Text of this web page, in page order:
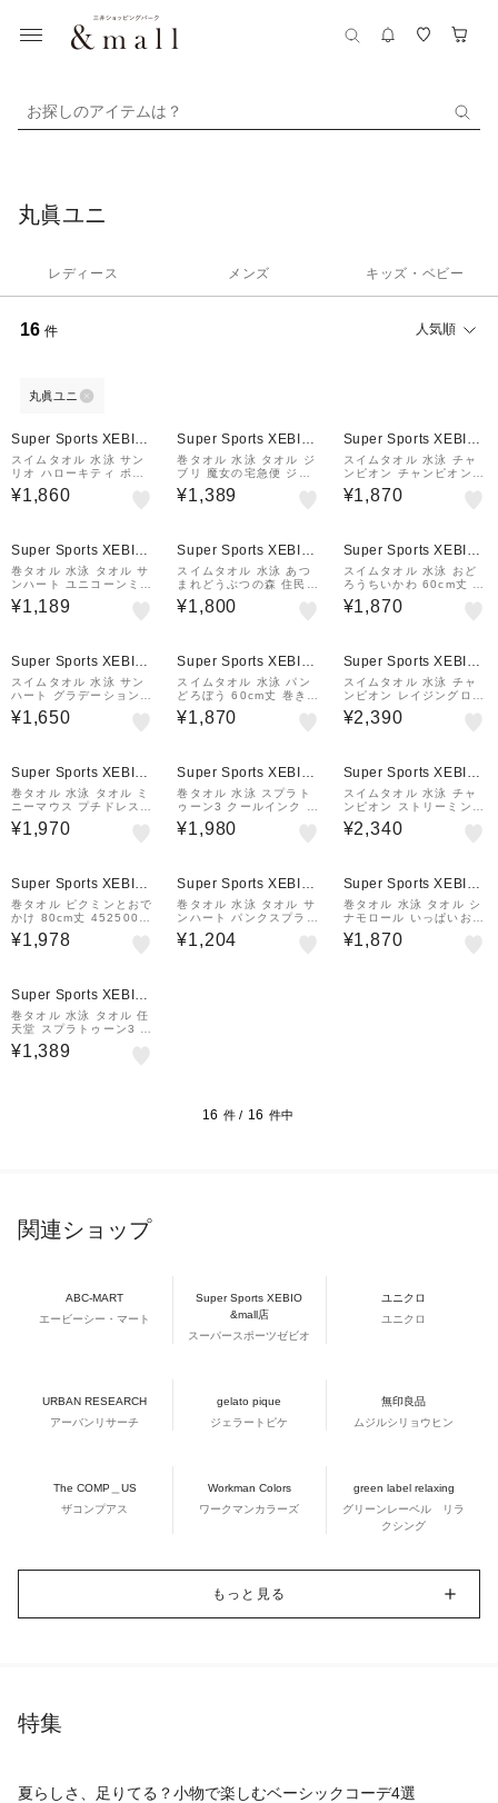
お探しのアイテムは？
丸眞ユニ
レディース メンズ キッズ・ベビー
16 件 人気順
丸眞ユニ
Super Sports XEBIO
&mall店
スイムタオル 水泳 サン
リオ ハローキティ ポッ
ピングリボン 100cm丈
巻きタオル MS 376500
¥1,860
Super Sports XEBIO
&mall店
巻タオル 水泳 タオル ジ
ブリ 魔女の宅急便 ジジ
ピンク 60cm丈 106500
6700 プールタオル 着替
¥1,389
Super Sports XEBIO
&mall店
スイムタオル 水泳 チャ
ンピオン チャンピオンベ
ース 60cm丈 巻きタオル
MS 青 5065030700
¥1,870
Super Sports XEBIO
&mall店
巻タオル 水泳 タオル サ
ンハート ユニコーンミッ
ドナイト 80cm丈 ピンク
0625022800 プールタ
¥1,189
Super Sports XEBIO
&mall店
スイムタオル 水泳 あつ
まれどうぶつの森 住民ア
イコン 80cm丈 巻きタオ
ル MS 4525004100
¥1,800
Super Sports XEBIO
&mall店
スイムタオル 水泳 おど
ろうちいかわ 60cm丈 巻
きタオル MS 07760001
00 ちいかわ
¥1,870
Super Sports XEBIO
&mall店
スイムタオル 水泳 サン
ハート グラデーションサ
マー 80cm丈 巻きタオル
MS ピンク 062502290
¥1,650
Super Sports XEBIO
&mall店
スイムタオル 水泳 パン
どろぼう 60cm丈 巻きタ
オル MS 4195001000
¥1,870
Super Sports XEBIO
&mall店
スイムタオル 水泳 チャ
ンピオン レイジングロゴ
80cm丈 巻きタオル MS
青 5065030800
¥2,390
Super Sports XEBIO
&mall店
巻タオル 水泳 タオル ミ
ニーマウス プチドレス
ミニー キッズ バスドレ
ス 2095009500 ディズ
¥1,970
Super Sports XEBIO
&mall店
巻タオル 水泳 スプラト
ゥーン3 クールインク 8
0cm丈 黒 4525003100
スイムタオル
¥1,980
Super Sports XEBIO
&mall店
スイムタオル 水泳 チャ
ンピオン ストリーミング
ロゴ 100cm丈 巻きタオ
ル MS 紺 5065030900
¥2,340
Super Sports XEBIO
&mall店
巻タオル ピクミンとおで
かけ 80cm丈 4525004
700 紫外線防止 ネーム
タグ ポンチョ ピクミン
¥1,978
Super Sports XEBIO
&mall店
巻タオル 水泳 タオル サ
ンハート パンクスプラッ
シュ 80cm丈 黒 06250
22400 プールタオル 着
¥1,204
Super Sports XEBIO
&mall店
巻タオル 水泳 タオル シ
ナモロール いっぱいおや
つ 60cm丈 376500420
0 サンリオ シナモン ス
¥1,870
Super Sports XEBIO
&mall店
巻タオル 水泳 タオル 任
天堂 スプラトゥーン3 プ
レイサマー 60cm丈 青 4
525002900 スイムタオ
¥1,389
16 件 / 16 件中
関連ショップ
ABC-MART
エービーシー・マート
Super Sports XEBIO
&mall店
スーパースポーツゼビオ
ユニクロ
ユニクロ
URBAN RESEARCH
アーバンリサーチ
gelato pique
ジェラートピケ
無印良品
ムジルシリョウヒン
The COMP＿US
ザコンプアス
Workman Colors
ワークマンカラーズ
green label relaxing
グリーンレーベル リラ
クシング
もっと見る
特集
夏らしさ、足りてる？小物で楽しむベーシックコーデ4選